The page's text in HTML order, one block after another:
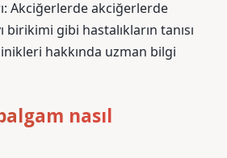
Akciğerlerde akciğerlerde
birikimi gibi hastalıkların tanısı
hakkında uzman bilgi
nasıl